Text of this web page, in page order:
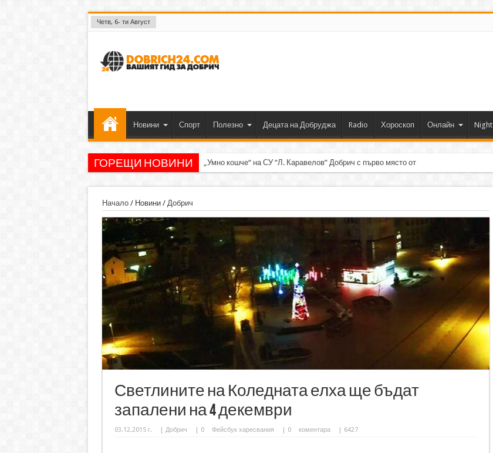
Четв, 6- ти Август
Новини Спорт Полезно Децата на Добруджа Radio Хороскоп Онлайн Night
ГОРЕЩИ НОВИНИ „Умно кошче“ на СУ “Л. Каравелов” Добрич с първо място от форум по роботика
Начало/ Новини/ Добрич
Светлините на Коледната елха ще бъдат
запалени на 4 декември
03.12.2015 г. Добрич 0 Фейсбук харесвания 0 коментара | 6427